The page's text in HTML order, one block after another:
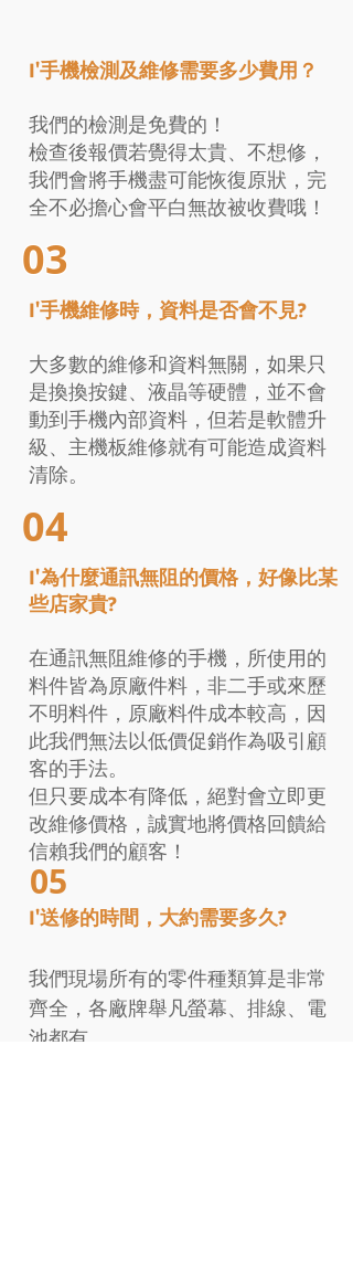
I'手機檢測及維修需要多少費用？
我們的檢測是免費的！
檢查後報價若覺得太貴、不想修，
我們會將手機盡可能恢復原狀，完
全不必擔心會平白無故被收費哦！
03
I'手機維修時，資料是否會不見?
大多數的維修和資料無關，如果只
是換換按鍵、液晶等硬體，並不會
動到手機內部資料，但若是軟體升
級、主機板維修就有可能造成資料
清除。
04
05
I'為什麼通訊無阻的價格，好像比某
些店家貴?
在通訊無阻維修的手機，所使用的
料件皆為原廠件料，非二手或來歷
不明料件，原廠料件成本較高，因
此我們無法以低價促銷作為吸引顧
客的手法。
但只要成本有降低，絕對會立即更
改維修價格，誠實地將價格回饋給
信賴我們的顧客！
I'送修的時間，大約需要多久?
我們現場所有的零件種類算是非常
齊全，各廠牌舉凡螢幕、排線、電
池都有，